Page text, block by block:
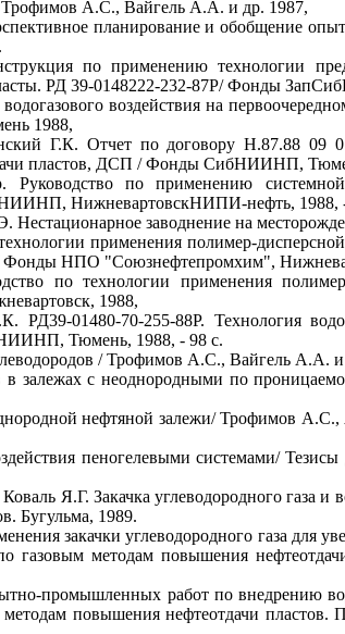
А.С., Вайгель А.А. и др. 1987,
планирование и обобщение
по применению технологии
РД 39-0148222-232-87Р/ Фонды
воздействия на
1988,
Г.К. Отчет по договору Н.87.88 09
пластов, ДСП / Фонды СибНИИНП,
по применению системной
НижневартовскНИПИ-нефть, 1988,
заводнение на
применения полимер-
Фонды НПО "Союзнефтепромхим",
по технологии применения
1988,
01480-70-255-88Р. Технология
Тюмень, 1988, - 98 с.
/ Трофимов А.С., Вайгель А.А. и
залежах с неоднородными по
нефтяной залежи/
пеногелевыми системами/
Я.Г. Закачка углеводородного газа и
Бугульма, 1989.
закачки углеводородного газа для
газовым методам повышения
работ по внедрению
повышения нефтеотдачи